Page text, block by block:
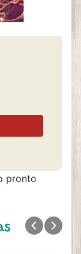
pronto